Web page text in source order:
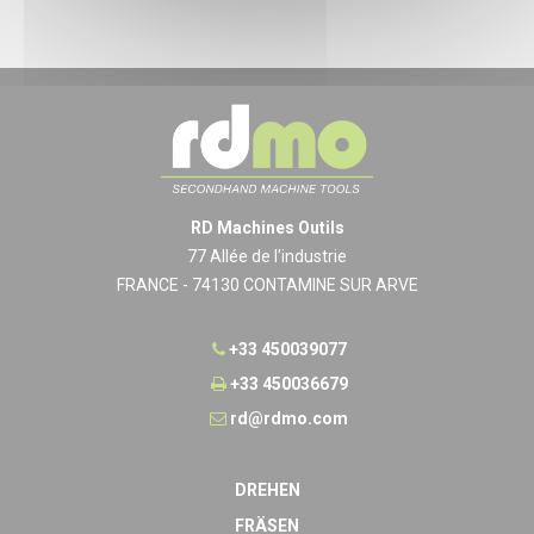
RD Machines Outils
77 Allée de l'industrie
FRANCE - 74130 CONTAMINE SUR ARVE
+33 450039077
+33 450036679
rd@rdmo.com
DREHEN
FRÄSEN